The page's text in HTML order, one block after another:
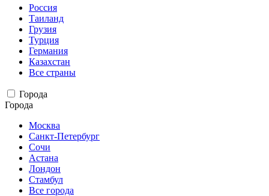
Россия
Таиланд
Грузия
Турция
Германия
Казахстан
Все страны
Города
Города
Москва
Санкт-Петербург
Сочи
Астана
Лондон
Стамбул
Все города